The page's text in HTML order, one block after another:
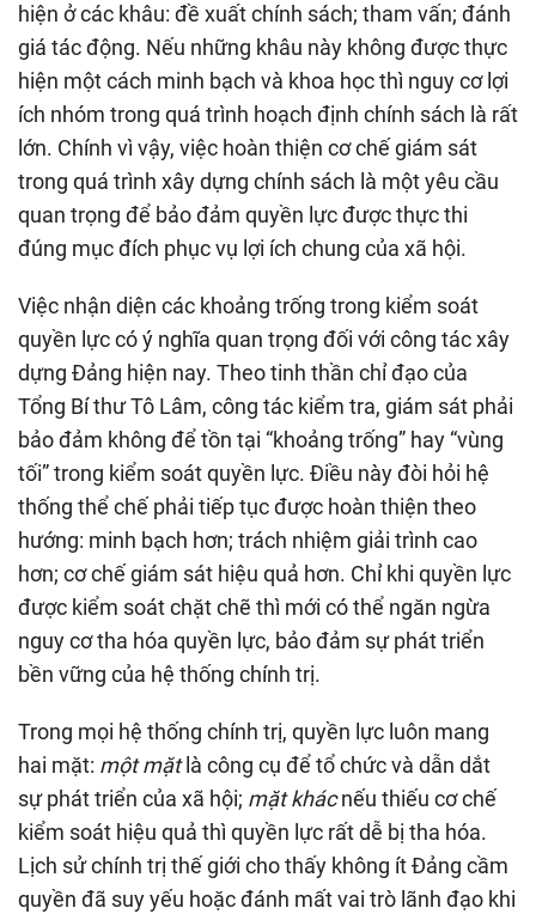
hiện ở các khâu: đề xuất chính sách; tham vấn; đánh
giá tác động. Nếu những khâu này không được thực
hiện một cách minh bạch và khoa học thì nguy cơ lợi
ích nhóm trong quá trình hoạch định chính sách là rất
lớn. Chính vì vậy, việc hoàn thiện cơ chế giám sát
trong quá trình xây dựng chính sách là một yêu cầu
quan trọng để bảo đảm quyền lực được thực thi
đúng mục đích phục vụ lợi ích chung của xã hội.
Việc nhận diện các khoảng trống trong kiểm soát
quyền lực có ý nghĩa quan trọng đối với công tác xây
dựng Đảng hiện nay. Theo tinh thần chỉ đạo của
Tổng Bí thư Tô Lâm, công tác kiểm tra, giám sát phải
bảo đảm không để tồn tại “khoảng trống” hay “vùng
tối” trong kiểm soát quyền lực. Điều này đòi hỏi hệ
thống thể chế phải tiếp tục được hoàn thiện theo
hướng: minh bạch hơn; trách nhiệm giải trình cao
hơn; cơ chế giám sát hiệu quả hơn. Chỉ khi quyền lực
được kiểm soát chặt chẽ thì mới có thể ngăn ngừa
nguy cơ tha hóa quyền lực, bảo đảm sự phát triển
bền vững của hệ thống chính trị.
Trong mọi hệ thống chính trị, quyền lực luôn mang
hai mặt: một mặtlà công cụ để tổ chức và dẫn dắt
sự phát triển của xã hội; mặt khácnếu thiếu cơ chế
kiểm soát hiệu quả thì quyền lực rất dễ bị tha hóa.
Lịch sử chính trị thế giới cho thấy không ít Đảng cầm
quyền đã suy yếu hoặc đánh mất vai trò lãnh đạo khi